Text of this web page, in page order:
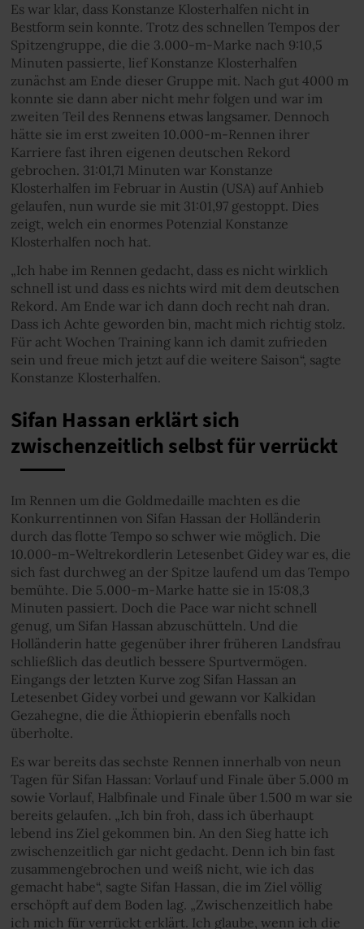
Es war klar, dass Konstanze Klosterhalfen nicht in
Bestform sein konnte. Trotz des schnellen Tempos der
Spitzengruppe, die die 3.000-m-Marke nach 9:10,5
Minuten passierte, lief Konstanze Klosterhalfen
zunächst am Ende dieser Gruppe mit. Nach gut 4000 m
konnte sie dann aber nicht mehr folgen und war im
zweiten Teil des Rennens etwas langsamer. Dennoch
hätte sie im erst zweiten 10.000-m-Rennen ihrer
Karriere fast ihren eigenen deutschen Rekord
gebrochen. 31:01,71 Minuten war Konstanze
Klosterhalfen im Februar in Austin (USA) auf Anhieb
gelaufen, nun wurde sie mit 31:01,97 gestoppt. Dies
zeigt, welch ein enormes Potenzial Konstanze
Klosterhalfen noch hat.
„Ich habe im Rennen gedacht, dass es nicht wirklich
schnell ist und dass es nichts wird mit dem deutschen
Rekord. Am Ende war ich dann doch recht nah dran.
Dass ich Achte geworden bin, macht mich richtig stolz.
Für acht Wochen Training kann ich damit zufrieden
sein und freue mich jetzt auf die weitere Saison“, sagte
Konstanze Klosterhalfen.
Sifan Hassan erklärt sich
zwischenzeitlich selbst für verrückt
Im Rennen um die Goldmedaille machten es die
Konkurrentinnen von Sifan Hassan der Holländerin
durch das flotte Tempo so schwer wie möglich. Die
10.000-m-Weltrekordlerin Letesenbet Gidey war es, die
sich fast durchweg an der Spitze laufend um das Tempo
bemühte. Die 5.000-m-Marke hatte sie in 15:08,3
Minuten passiert. Doch die Pace war nicht schnell
genug, um Sifan Hassan abzuschütteln. Und die
Holländerin hatte gegenüber ihrer früheren Landsfrau
schließlich das deutlich bessere Spurtvermögen.
Eingangs der letzten Kurve zog Sifan Hassan an
Letesenbet Gidey vorbei und gewann vor Kalkidan
Gezahegne, die die Äthiopierin ebenfalls noch
überholte.
Es war bereits das sechste Rennen innerhalb von neun
Tagen für Sifan Hassan: Vorlauf und Finale über 5.000 m
sowie Vorlauf, Halbfinale und Finale über 1.500 m war sie
bereits gelaufen. „Ich bin froh, dass ich überhaupt
lebend ins Ziel gekommen bin. An den Sieg hatte ich
zwischenzeitlich gar nicht gedacht. Denn ich bin fast
zusammengebrochen und weiß nicht, wie ich das
gemacht habe“, sagte Sifan Hassan, die im Ziel völlig
erschöpft auf dem Boden lag. „Zwischenzeitlich habe
ich mich für verrückt erklärt. Ich glaube, wenn ich die